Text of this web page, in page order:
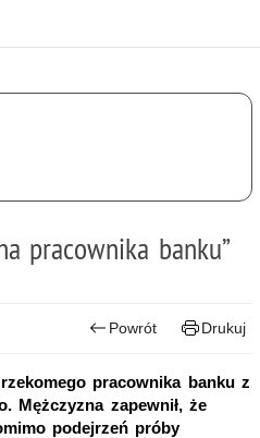
pracownika banku”
Powrót Drukuj
pracownika banku z
Mężczyzna zapewnił, że
podejrzeń próby